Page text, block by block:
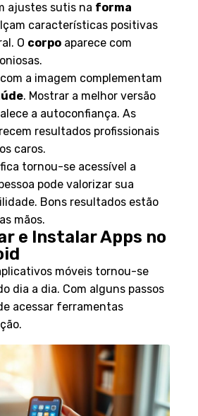
ajustes sutis na forma
características positivas
O corpo aparece com
com a imagem complementam
. Mostrar a melhor versão
a autoconfiança. As
resultados profissionais
caros.
tornou-se acessível a
pode valorizar sua
Bons resultados estão
mãos.
e Instalar Apps no
móveis tornou-se
dia a dia. Com alguns passos
acessar ferramentas